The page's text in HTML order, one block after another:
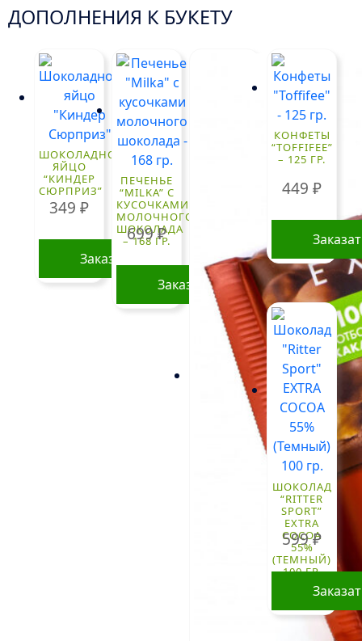
ДОПОЛНЕНИЯ К БУКЕТУ
ШОКОЛАДНОЕ
ЯЙЦО
“КИНДЕР
СЮРПРИЗ”
349₽
Заказать
ПЕЧЕНЬЕ
“MILKA” С
КУСОЧКАМИ
МОЛОЧНОГО
ШОКОЛАДА
– 168 ГР.
699₽
Заказать
КОНФЕТЫ
“TOFFIFEE”
– 125 ГР.
449₽
ШОКОЛАД
“RITTER
SPORT”
EXTRA
COCOA
55%
(ТЕМНЫЙ)
100 ГР.
599₽